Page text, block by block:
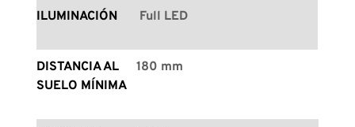
ILUMINACIÓN Full LED
DISTANCIA AL
SUELO MÍNIMA
180 mm